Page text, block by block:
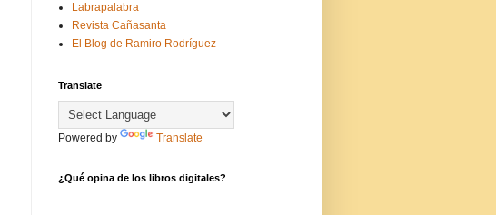
Labrapalabra
Revista Cañasanta
El Blog de Ramiro Rodríguez
Translate
Powered by Translate
¿Qué opina de los libros digitales?